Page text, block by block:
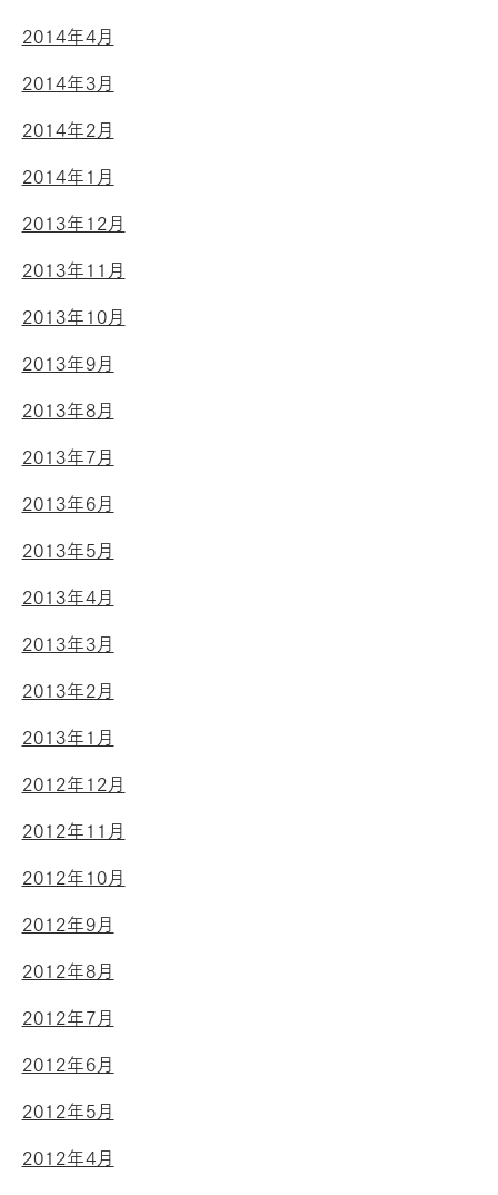
2014年4月
2014年3月
2014年2月
2014年1月
2013年12月
2013年11月
2013年10月
2013年9月
2013年8月
2013年7月
2013年6月
2013年5月
2013年4月
2013年3月
2013年2月
2013年1月
2012年12月
2012年11月
2012年10月
2012年9月
2012年8月
2012年7月
2012年6月
2012年5月
2012年4月